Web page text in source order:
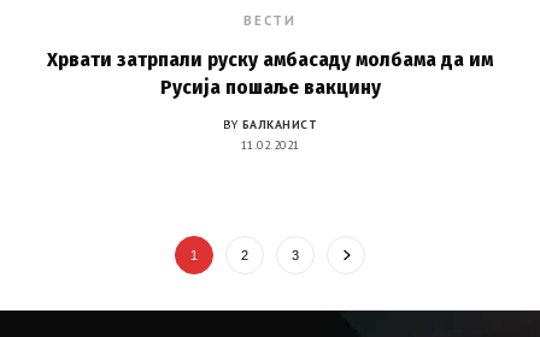
ВЕСТИ
Хрвати затрпали руску амбасаду молбама да им
Русија пошаље вакцину
BY БАЛКАНИСТ
11.02.2021
1 2 3